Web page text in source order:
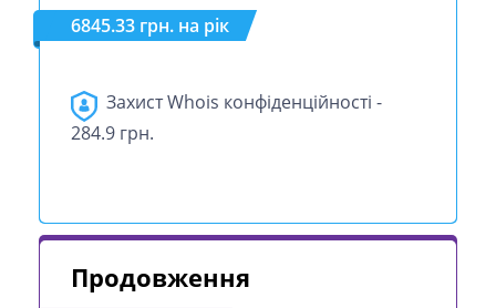
6845.33 грн. на рік
Захист Whois конфіденційності -
284.9 грн.
Продовження